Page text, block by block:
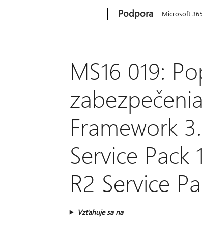
Podpora Microsoft 365
MS16 019:
Framework
Service
R2 Service
Vzťahuje sa na